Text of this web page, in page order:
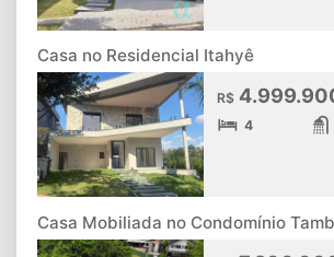
Casa no Residencial Itahyê
R$
4
Casa Mobiliada no Condomínio